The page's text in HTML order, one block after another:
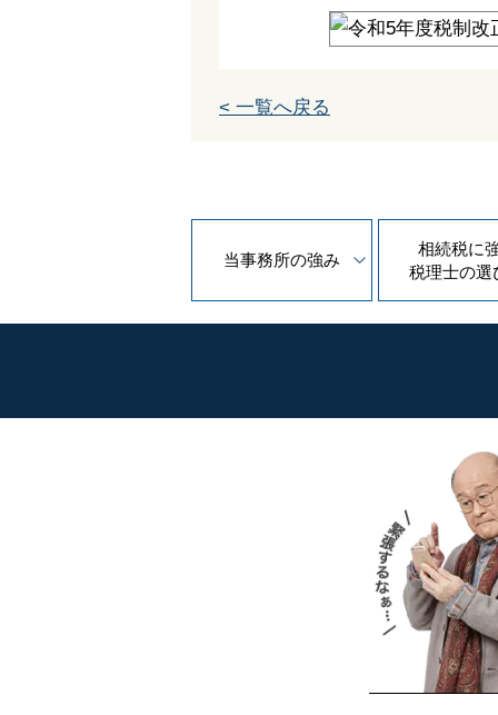
< 一覧へ戻る
当事務所の強み
相続税に
税理士の選